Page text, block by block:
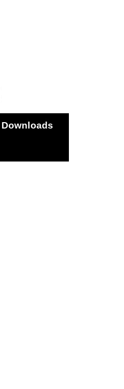
Downloads